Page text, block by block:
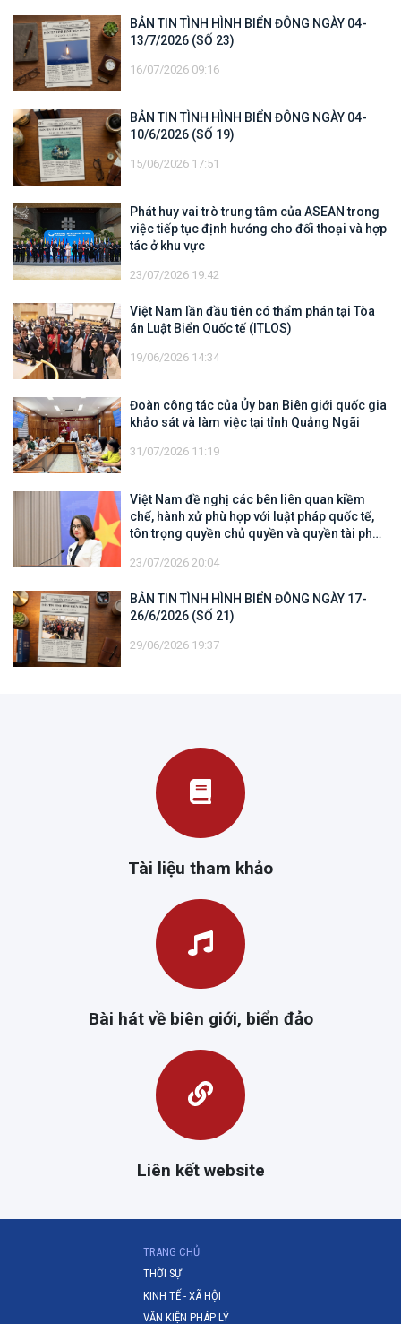
BẢN TIN TÌNH HÌNH BIỂN ĐÔNG NGÀY 04-
13/7/2026 (SỐ 23)
16/07/2026 09:16
BẢN TIN TÌNH HÌNH BIỂN ĐÔNG NGÀY 04-
10/6/2026 (SỐ 19)
15/06/2026 17:51
Phát huy vai trò trung tâm của ASEAN trong
việc tiếp tục định hướng cho đối thoại và hợp
tác ở khu vực
23/07/2026 19:42
Việt Nam lần đầu tiên có thẩm phán tại Tòa
án Luật Biển Quốc tế (ITLOS)
19/06/2026 14:34
Đoàn công tác của Ủy ban Biên giới quốc gia
khảo sát và làm việc tại tỉnh Quảng Ngãi
31/07/2026 11:19
Việt Nam đề nghị các bên liên quan kiềm
chế, hành xử phù hợp với luật pháp quốc tế,
tôn trọng quyền chủ quyền và quyền tài phán
địa của quốc gia ven biển
23/07/2026 20:04
BẢN TIN TÌNH HÌNH BIỂN ĐÔNG NGÀY 17-
26/6/2026 (SỐ 21)
29/06/2026 19:37
Tài liệu tham khảo
Bài hát về biên giới, biển đảo
Liên kết website
TRANG CHỦ(CURRENT)
THỜI SỰ
KINH TẾ - XÃ HỘI
VĂN KIỆN PHÁP LÝ